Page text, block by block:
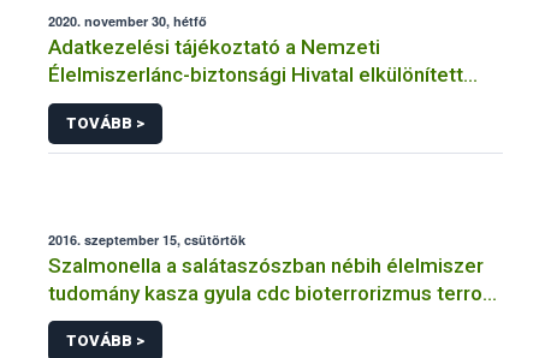
2020. november 30, hétfő
Adatkezelési tájékoztató a Nemzeti
Élelmiszerlánc-biztonsági Hivatal elkülönített
visszaélés-bejelentési rendszerhez kapcsolódó
adatkezeléséhez
TOVÁBB >
2016. szeptember 15, csütörtök
Szalmonella a salátaszószban nébih élelmiszer
tudomány kasza gyula cdc bioterrorizmus terror
lépfene
TOVÁBB >